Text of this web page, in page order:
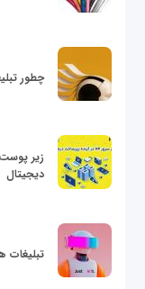
چطور
دیجیتال
تبلیغات